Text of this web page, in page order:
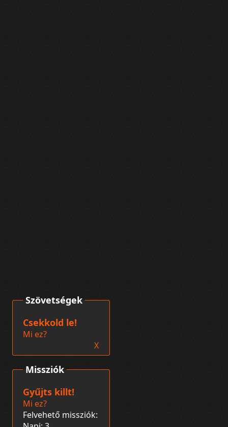
Missziók
Gyűjts killt!
Mi ez?
Felvehető missziók:
Szövetségek
Csekkold le!
Mi ez?
X